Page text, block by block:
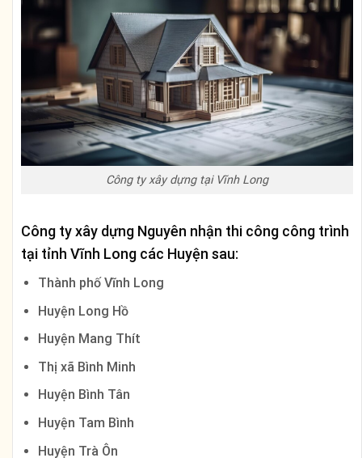
Công ty xây dựng tại Vĩnh Long
Công ty xây dựng Nguyên nhận thi công công trình
tại tỉnh Vĩnh Long các Huyện sau:
Thành phố Vĩnh Long
Huyện Long Hồ
Huyện Mang Thít
Thị xã Bình Minh
Huyện Bình Tân
Huyện Tam Bình
Huyện Trà Ôn